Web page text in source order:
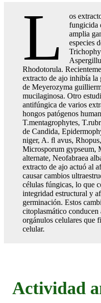
L
os
fungicida
amplia
especies
Rhodotorula.
extracto de ajo inhibía
de Meyerozyma
mucilaginosa. Otro
antifúngica de varios
hongos patógenos
T.mentagrophytes,
de Candida,
niger, A. ﬂ avus,
Microsporum gypseum,
alternate, Neofabraea
extracto de ajo actuó al
causar cambios
células fúngicas, lo que
integridad estructural y
germinación. Estos
citoplasmático conducen
orgánulos celulares que
celular.
Actividad